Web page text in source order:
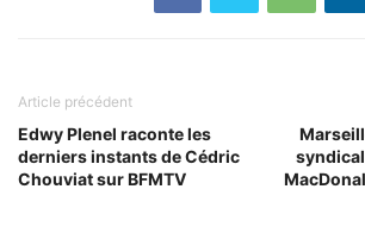
Article précédent
Edwy Plenel raconte les
derniers instants de Cédric
Chouviat sur BFMTV